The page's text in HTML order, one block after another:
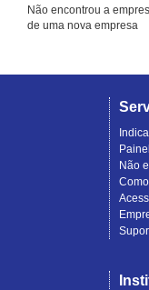
Não encontrou a
de uma nova empresa
Não